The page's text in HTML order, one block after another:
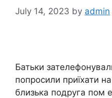
July 14, 2023 by admin
Батьки
попросили приїхати
близька подруга пом